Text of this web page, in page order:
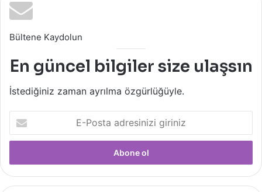
Bültene Kaydolun
En güncel bilgiler size ulaşsın
İstediğiniz zaman ayrılma özgürlüğüyle.
E-
Posta
adresinizi